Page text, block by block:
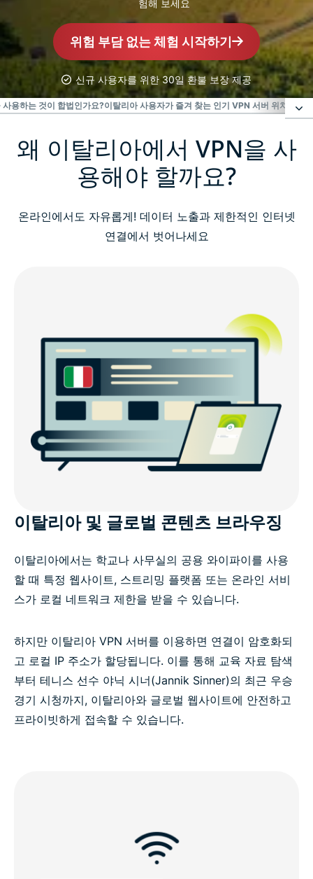
험해 보세요
위험 부담 없는 체험 시작하기
신규 사용자를 위한 30일 환불 보장 제공
용하는 것이 합법인가요?이탈리아 사용자가 즐겨 찾는 인기 VPN 서버 위치 이탈
왜 이탈리아에서 VPN을 사용해야 할까요?
이탈리아에서 ExpressVPN 사용하는 방법
이탈리아용 ExpressVPN 설정 방법 영상을 시청하세
왜 이탈리아 VPN으로 ExpressVPN을 선택해야 할까
이탈리아에서 VPN을 사용하는 것이 합법인가요?
이탈리아 사용자가 즐겨 찾는 인기 VPN 서버 위치
모든 기기에 적합한 이탈리아 VPN을 다운로드하세요
ExpressVPN이 무료 이탈리아 VPN보다 뛰어난 이유
이탈리아 VPN 관련 자주 묻는 질문
모든 국가에서 이용 가능한 ExpressVPN
왜 이탈리아에서 VPN을 사
용해야 할까요?
온라인에서도 자유롭게! 데이터 노출과 제한적인 인터넷
연결에서 벗어나세요
이탈리아 및 글로벌 콘텐츠 브라우징
이탈리아에서는 학교나 사무실의 공용 와이파이를 사용
할 때 특정 웹사이트, 스트리밍 플랫폼 또는 온라인 서비
스가 로컬 네트워크 제한을 받을 수 있습니다.
하지만 이탈리아 VPN 서버를 이용하면 연결이 암호화되
고 로컬 IP 주소가 할당됩니다. 이를 통해 교육 자료 탐색
부터 테니스 선수 야닉 시너(Jannik Sinner)의 최근 우승
경기 시청까지, 이탈리아와 글로벌 웹사이트에 안전하고
프라이빗하게 접속할 수 있습니다.